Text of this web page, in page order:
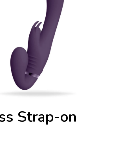
Strap-on